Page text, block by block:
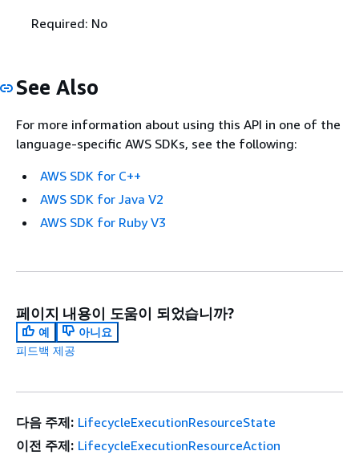
Required: No
See Also
For more information about using this API in one of the
language-specific AWS SDKs, see the following:
AWS SDK for C++
AWS SDK for Java V2
AWS SDK for Ruby V3
페이지 내용이 도움이 되었습니까?
예
아니요
피드백 제공
다음 주제: LifecycleExecutionResourceState
이전 주제: LifecycleExecutionResourceAction